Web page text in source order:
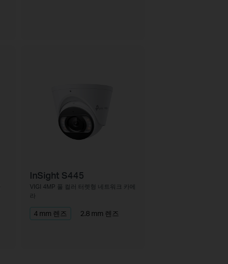
InSight S445
VIGI 4MP 풀 컬러 터렛형 네트워크 카메
라
4 mm 렌즈 2.8 mm 렌즈